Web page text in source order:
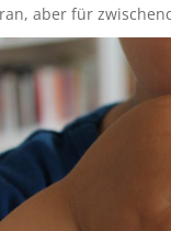
aber für